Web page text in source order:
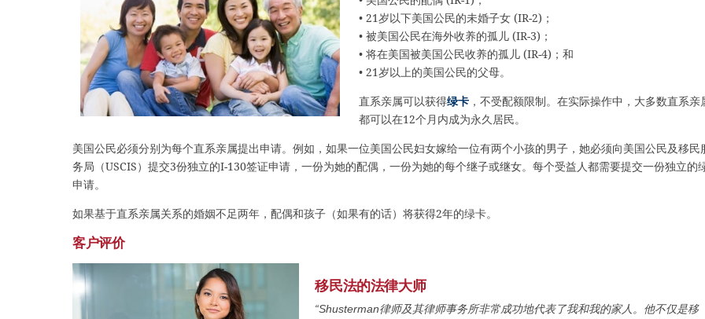
• 21岁以下美国公民的未婚子女 (IR-2)；
• 被美国公民在海外收养的孤儿 (IR-3)；
• 将在美国被美国公民收养的孤儿 (IR-4)；和
• 21岁以上的美国公民的父母。
直系亲属可以获得绿卡 ，不受配额限制。在实际操作中，大多数直系亲
都可以在12个月内成为永久居民。
美国公民必须分别为每个直系亲属提出申请。例如，如果一位美国公民妇女嫁给一位有两个小孩的男子，她必须向美国公民及移民
务局（USCIS）提交3份独立的I-130签证申请，一份为她的配偶，一份为她的每个继子或继女。每个受益人都需要提交一份独立的
申请。
如果基于直系亲属关系的婚姻不足两年，配偶和孩子（如果有的话）将获得2年的绿卡。
客户评价
移民法的法律大师
“Shusterman律师及其律师事务所非常成功地代表了我和我的家人。他不仅是移